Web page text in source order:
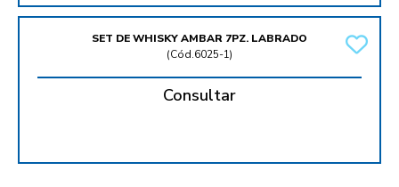
SET DE WHISKY AMBAR 7PZ. LABRADO
(Cód.6025-1)
Consultar